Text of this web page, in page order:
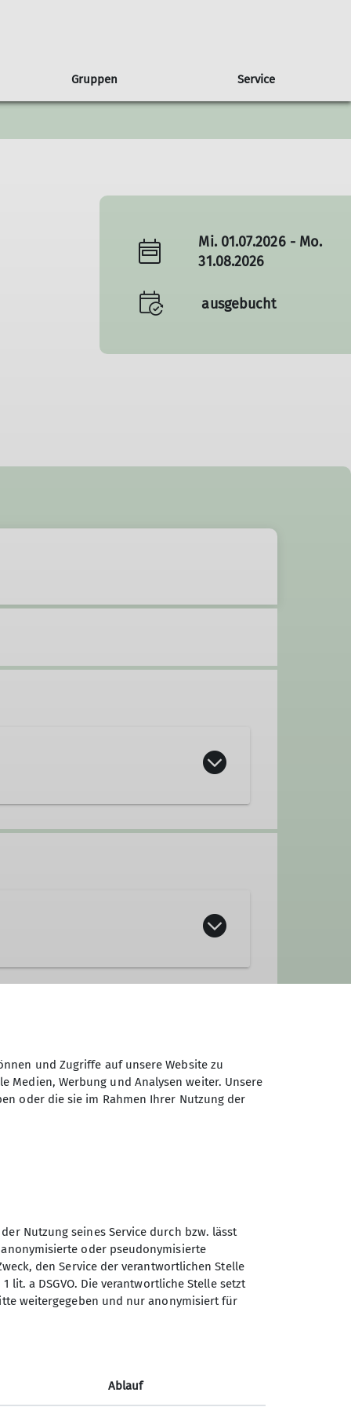
Presse Sponsoren
Partnerschaft Natur & Klima
Ausbildungsberichte
Gruppen
Albatros Wandern Wettkampfklettern
Service
Freiwilligendienst
Mi. 01.07.2026 - Mo.
31.08.2026
ausgebucht
Hochgebirge.
Gelände aus Fels und Eis.
müssen die Teilnehmer*innen
mit Erfahrung im alpinen
Stadionstraße 77, 56626
Sektion Koblenz des
Deutschen Alpenvereins e.V.
Kolonnenweg 7
und Zugriffe auf unsere Website zu
Medien, Werbung und Analysen weiter. Unsere
oder die sie im Rahmen Ihrer Nutzung der
Nutzung seines Service durch bzw. lässt
oder pseudonymisierte
den Service der verantwortlichen Stelle
a DSGVO. Die verantwortliche Stelle setzt
weitergegeben und nur anonymisiert für
Ablauf